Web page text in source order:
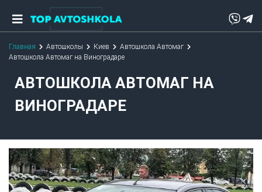
Главная Автошколы Киев
Автошкола Автомаг
Автошкола Автомаг на Виноградаре
АВТОШКОЛА АВТОМАГ НА
ВИНОГРАДАРЕ